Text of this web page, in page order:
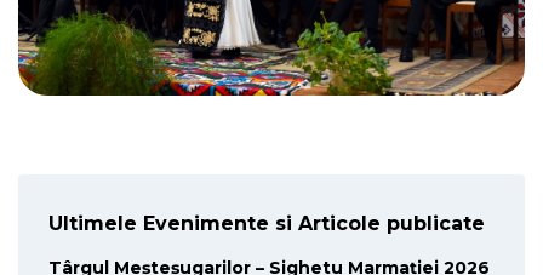
Ultimele Evenimente si Articole publicate
Târgul Meșteșugarilor – Sighetu Marmației 2026